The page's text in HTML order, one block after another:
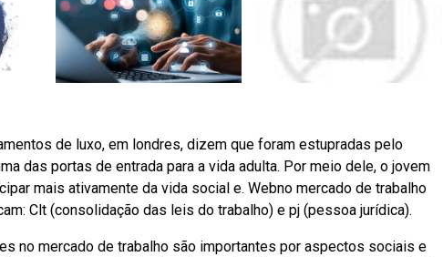
de luxo, em londres, dizem que foram estupradas pelo
das portas de entrada para a vida adulta. Por meio dele, o jovem
mais ativamente da vida social e. Webno mercado de trabalho
Clt (consolidação das leis do trabalho) e pj (pessoa jurídica).
no mercado de trabalho são importantes por aspectos sociais e